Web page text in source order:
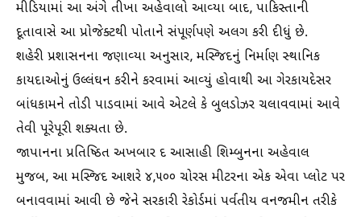
મીડિયામાં આ અંગે તીખા અહેવાલો આવ્યા બાદ, પાકિસ્તાની
દૂતાવાસે આ પ્રોજેક્ટથી પોતાને સંપૂર્ણપણે અલગ કરી દીધું છે.
શહેરી પ્રશાસનના જણાવ્યા અનુસાર, મસ્જિદનું નિર્માણ સ્થાનિક
કાયદાઓનું ઉલ્લંઘન કરીને કરવામાં આવ્યું હોવાથી આ ગેરકાયદેસર
બાંધકામને તોડી પાડવામાં આવે એટલે કે બુલડોઝર ચલાવવામાં આવે
તેવી પૂરેપૂરી શક્યતા છે.
જાપાનના પ્રતિષ્ઠિત અખબાર દ આસાહી શિમ્બુનના અહેવાલ
મુજબ, આ મસ્જિદ આશરે ૪,૫૦૦ ચોરસ મીટરના એક એવા પ્લોટ પર
બનાવવામાં આવી છે જેને સરકારી રેકોર્ડમાં પર્વતીય વનજમીન તરીકે